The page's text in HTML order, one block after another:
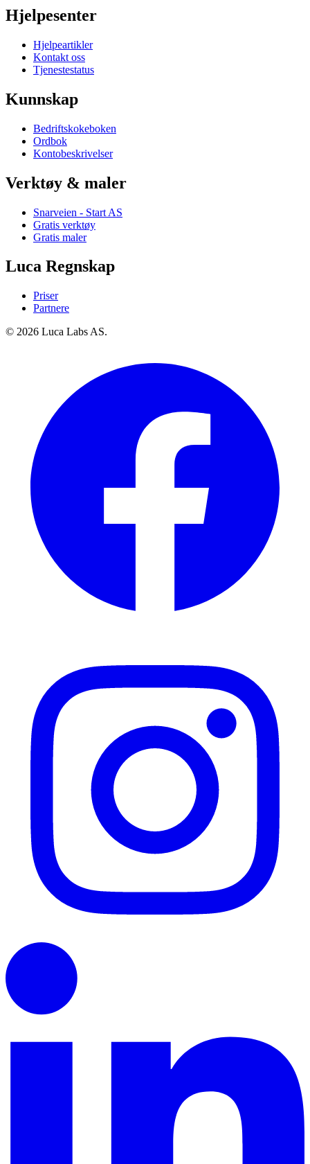
Hjelpesenter
Hjelpeartikler
Kontakt oss
Tjenestestatus
Kunnskap
Bedriftskokeboken
Ordbok
Kontobeskrivelser
Verktøy & maler
Snarveien - Start AS
Gratis verktøy
Gratis maler
Luca Regnskap
Priser
Partnere
© 2026 Luca Labs AS.